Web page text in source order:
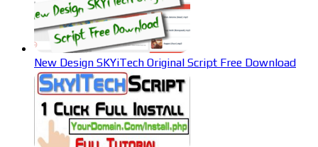
New Design SKYiTech Original Script Free Download